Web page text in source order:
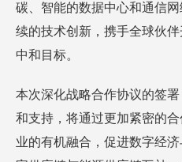
碳、智能的数据中心和通信
续的技术创新，携手全球伙
中和目标。
本次深化战略合作协议的签
和支持，将通过更加紧密的
业的有机融合，促进数字经